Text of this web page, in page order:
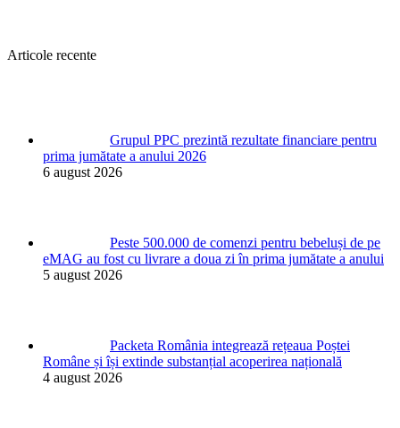
Articole recente
Grupul PPC prezintă rezultate financiare pentru
prima jumătate a anului 2026
6 august 2026
Peste 500.000 de comenzi pentru bebeluși de pe
eMAG au fost cu livrare a doua zi în prima jumătate a anului
5 august 2026
Packeta România integrează rețeaua Poștei
Române și își extinde substanțial acoperirea națională
4 august 2026